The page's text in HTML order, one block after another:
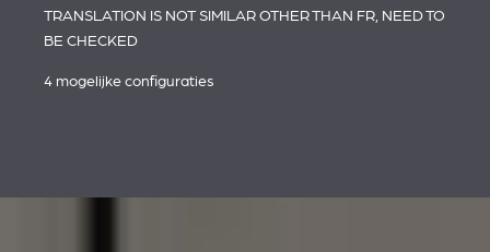
TRANSLATION IS NOT SIMILAR OTHER THAN FR, NEED TO
BE CHECKED
4 mogelijke configuraties